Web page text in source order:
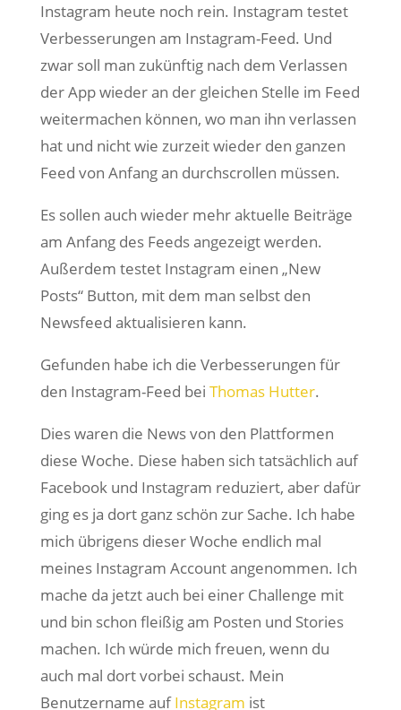
Instagram heute noch rein. Instagram testet
Verbesserungen am Instagram-Feed. Und
zwar soll man zukünftig nach dem Verlassen
der App wieder an der gleichen Stelle im Feed
weitermachen können, wo man ihn verlassen
hat und nicht wie zurzeit wieder den ganzen
Feed von Anfang an durchscrollen müssen.
Es sollen auch wieder mehr aktuelle Beiträge
am Anfang des Feeds angezeigt werden.
Außerdem testet Instagram einen „New
Posts“ Button, mit dem man selbst den
Newsfeed aktualisieren kann.
Gefunden habe ich die Verbesserungen für
den Instagram-Feed bei Thomas Hutter.
Dies waren die News von den Plattformen
diese Woche. Diese haben sich tatsächlich auf
Facebook und Instagram reduziert, aber dafür
ging es ja dort ganz schön zur Sache. Ich habe
mich übrigens dieser Woche endlich mal
meines Instagram Account angenommen. Ich
mache da jetzt auch bei einer Challenge mit
und bin schon fleißig am Posten und Stories
machen. Ich würde mich freuen, wenn du
auch mal dort vorbei schaust. Mein
Benutzername aufInstagram ist